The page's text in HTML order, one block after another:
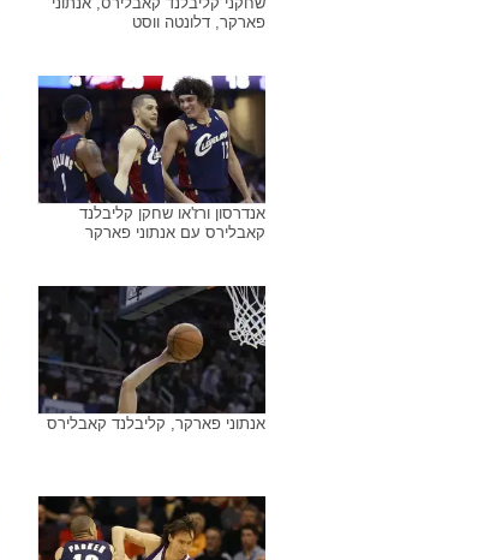
פארקר, דלונטה ווסט
אנדרסון ורז'או שחקן קליבלנד
קאבלירס עם אנתוני פארקר
אנתוני פארקר, קליבלנד קאבלירס